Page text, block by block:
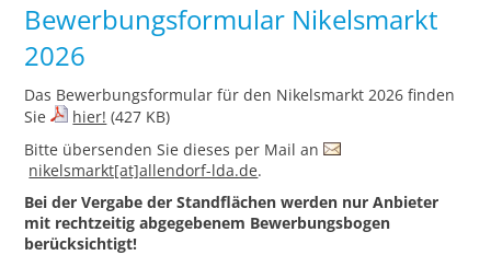
Bewerbungsformular Nikelsmarkt
2026
Das Bewerbungsformular für den Nikelsmarkt 2026 finden
Sie
hier! (427 KB)
Bitte übersenden Sie dieses per Mail an
nikelsmarkt[at]allendorf-lda.de.
Bei der Vergabe der Standflächen werden nur Anbieter
mit rechtzeitig abgegebenem Bewerbungsbogen
berücksichtigt!